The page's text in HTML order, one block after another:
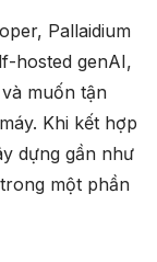
Pallaidium
hosted genAI,
muốn tận
Khi kết hợp
dựng gần như
một phần